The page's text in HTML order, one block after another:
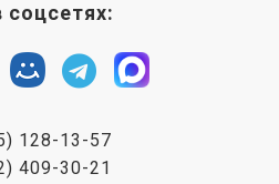
128-13-57
409-30-21